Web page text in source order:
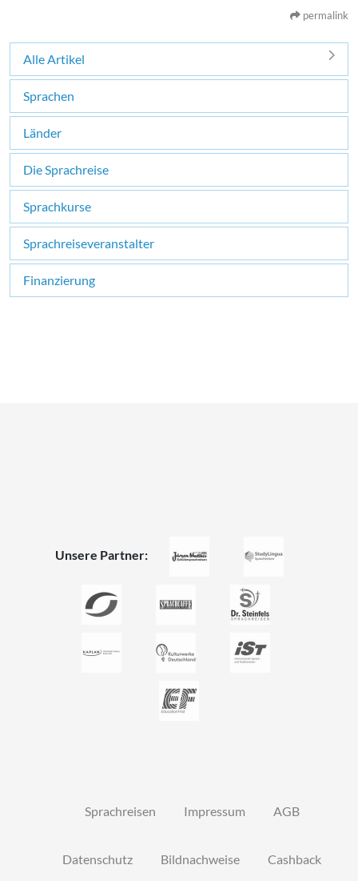
Alle Artikel
Sprachen
Länder
Die Sprachreise
Sprachkurse
Sprachreiseveranstalter
Finanzierung
permalink
Unsere Partner:
Sprachreisen Impressum AGB
Datenschutz Bildnachweise Cashback